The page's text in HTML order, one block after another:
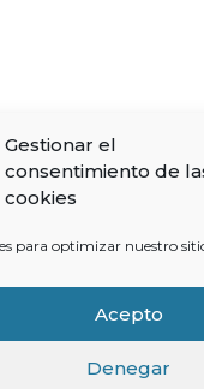
Gestionar el
consentimiento de
cookies
para optimizar nuestro
Acepto
Denegar